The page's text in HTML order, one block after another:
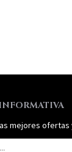
mejores